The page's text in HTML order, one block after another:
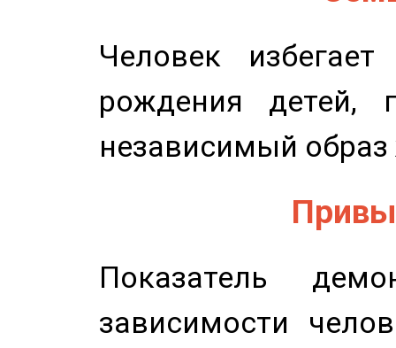
Человек
рождения детей,
независимый
Показатель
зависимости